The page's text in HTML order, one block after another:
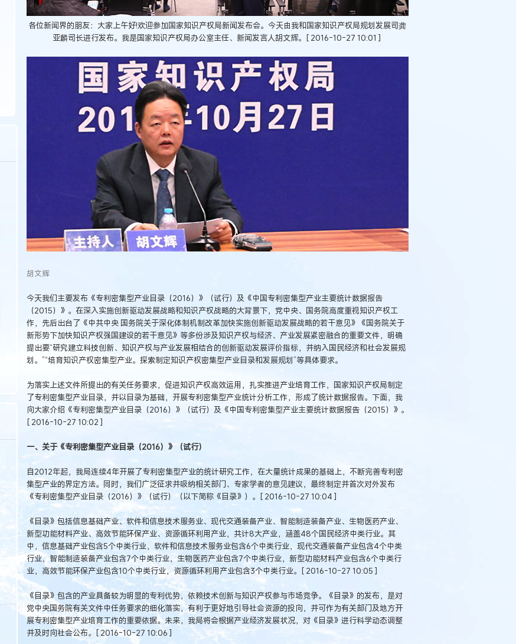
各位新闻界的朋友：大家上午好!欢迎参加国家知识产权局新闻发布会。今天由我和国家知识产权局规划发展司龚
亚麟司长进行发布。我是国家知识产权局办公室主任、新闻发言人胡文辉。[ 2016-10-27 10:01 ]
胡文辉
今天我们主要发布《专利密集型产业目录（2016）》（试行）及《中国专利密集型产业主要统计数据报告
（2015）》。在深入实施创新驱动发展战略和知识产权战略的大背景下，党中央、国务院高度重视知识产权工
作，先后出台了《中共中央 国务院关于深化体制机制改革加快实施创新驱动发展战略的若干意见》《国务院关于
新形势下加快知识产权强国建设的若干意见》等多份涉及知识产权与经济、产业发展紧密融合的重要文件，明确
提出要“研究建立科技创新、知识产权与产业发展相结合的创新驱动发展评价指标，并纳入国民经济和社会发展规
划。”“培育知识产权密集型产业。探索制定知识产权密集型产业目录和发展规划”等具体要求。
为落实上述文件所提出的有关任务要求，促进知识产权高效运用，扎实推进产业培育工作，国家知识产权局制定
了专利密集型产业目录，并以目录为基础，开展专利密集型产业统计分析工作，形成了统计数据报告。下面，我
向大家介绍《专利密集型产业目录（2016）》（试行）及《中国专利密集型产业主要统计数据报告（2015）》。
[ 2016-10-27 10:02 ]
一、关于《专利密集型产业目录（2016）》（试行）
自2012年起，我局连续4年开展了专利密集型产业的统计研究工作，在大量统计成果的基础上，不断完善专利密
集型产业的界定方法。同时，我们广泛征求并吸纳相关部门、专家学者的意见建议，最终制定并首次对外发布
《专利密集型产业目录（2016）》（试行）（以下简称《目录》）。[ 2016-10-27 10:04 ]
《目录》包括信息基础产业、软件和信息技术服务业、现代交通装备产业、智能制造装备产业、生物医药产业、
新型功能材料产业、高效节能环保产业、资源循环利用产业，共计8大产业，涵盖48个国民经济中类行业。其
中，信息基础产业包含5个中类行业，软件和信息技术服务业包含6个中类行业，现代交通装备产业包含4个中类
行业，智能制造装备产业包含7个中类行业，生物医药产业包含7个中类行业，新型功能材料产业包含6个中类行
业，高效节能环保产业包含10个中类行业，资源循环利用产业包含3个中类行业。[ 2016-10-27 10:05 ]
《目录》包含的产业具备较为明显的专利优势，依赖技术创新与知识产权参与市场竞争。《目录》的发布，是对
党中央国务院有关文件中任务要求的细化落实，有利于更好地引导社会资源的投向，并可作为有关部门及地方开
展专利密集型产业培育工作的重要依据。未来，我局将会根据产业经济发展状况，对《目录》进行科学动态调整
并及时向社会公布。[ 2016-10-27 10:06 ]